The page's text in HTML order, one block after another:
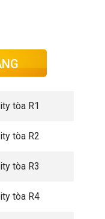
tòa R1
tòa R2
tòa R3
tòa R4